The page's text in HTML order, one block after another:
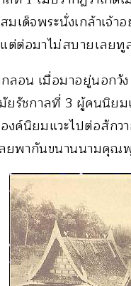
เด็จพระนั่งเกล้าเจ้า
ต่ต่อมาไม่สบายเลย
อน เมื่อมาอยู่นอกวัง
ยรัชกาลที่ 3 ผู้คนนิย
งค์นิยมแวะไปต่อสัก
ยพากันขนานนามคุณพุ่